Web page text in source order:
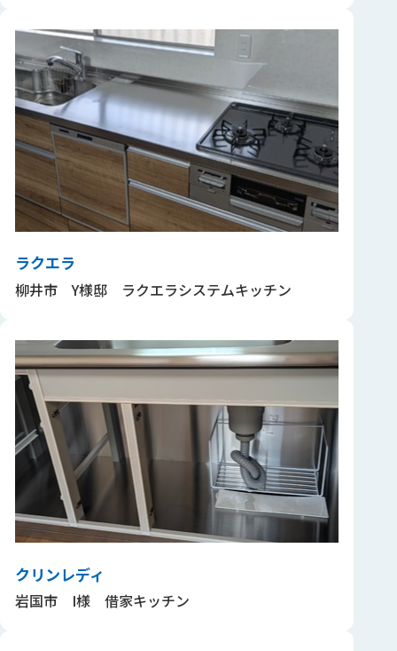
ラクエラ
柳井市 Y様邸 ラクエラシステムキッチン
クリンレディ
岩国市 I様 借家キッチン